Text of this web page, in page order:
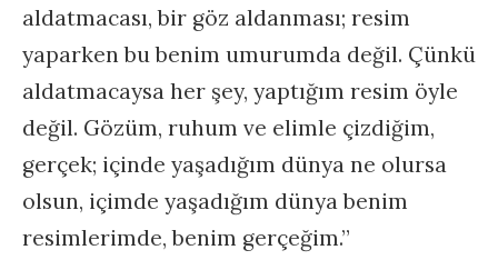
aldatmacası, bir göz aldanması; resim
yaparken bu benim umurumda değil. Çünkü
aldatmacaysa her şey, yaptığım resim öyle
değil. Gözüm, ruhum ve elimle çizdiğim,
gerçek; içinde yaşadığım dünya ne olursa
olsun, içimde yaşadığım dünya benim
resimlerimde, benim gerçeğim.”